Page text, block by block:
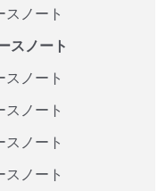
スノート
スノート
スノート
スノート
スノート
スノート